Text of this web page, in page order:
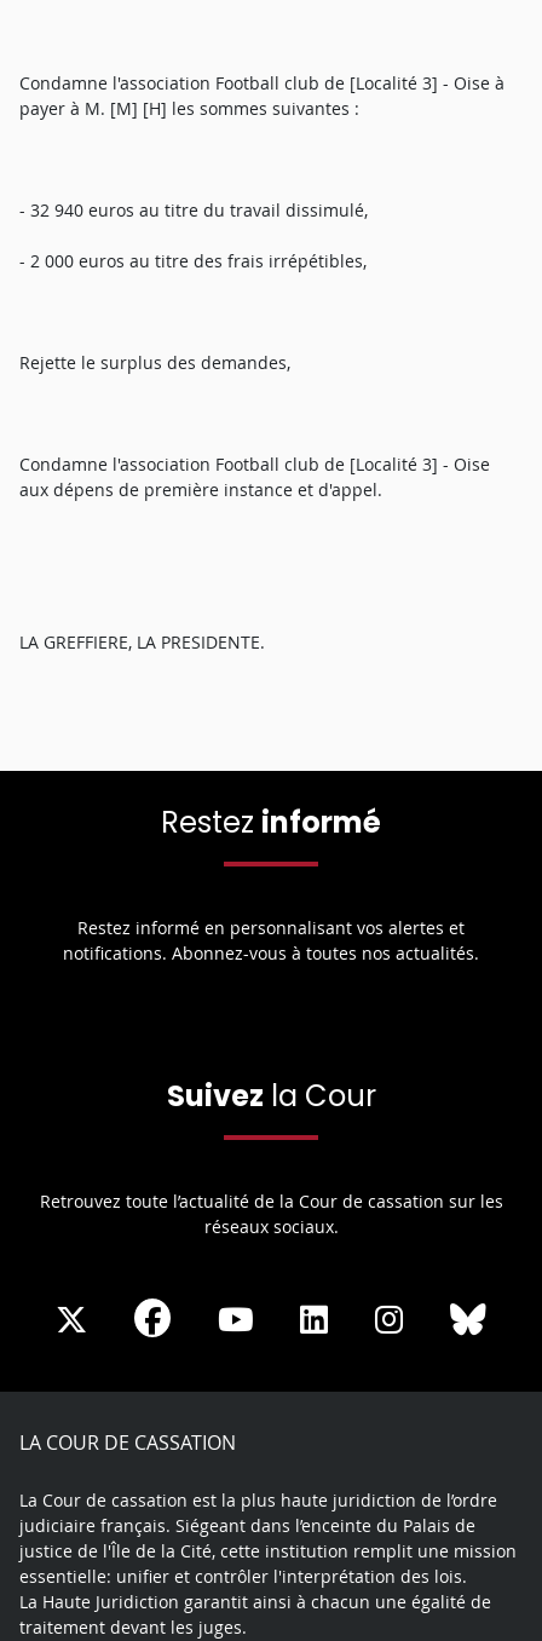
Condamne l'association Football club de [Localité 3] - Oise à
payer à M. [M] [H] les sommes suivantes :
- 32 940 euros au titre du travail dissimulé,
- 2 000 euros au titre des frais irrépétibles,
Rejette le surplus des demandes,
Condamne l'association Football club de [Localité 3] - Oise
aux dépens de première instance et d'appel.
LA GREFFIERE, LA PRESIDENTE.
Restez informé
Restez informé en personnalisant vos alertes et
notifications. Abonnez-vous à toutes nos actualités.
Suivez la Cour
Retrouvez toute l’actualité de la Cour de cassation sur les
réseaux sociaux.
Share
X
Share
Facebook
Share
Youtube
Share
LinkedIn
Share
Instagram
LA COUR DE CASSATION
La Cour de cassation est la plus haute juridiction de l’ordre
judiciaire français. Siégeant dans l’enceinte du Palais de
justice de l'Île de la Cité, cette institution remplit une mission
essentielle: unifier et contrôler l'interprétation des lois.
La Haute Juridiction garantit ainsi à chacun une égalité de
traitement devant les juges.